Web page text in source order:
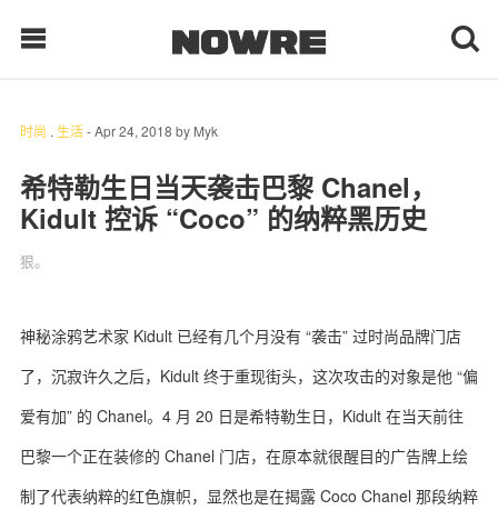
每日鲜榨
现客视点
时 尚
球 鞋
生 活
时尚 . 生活-Apr 24, 2018 by Myk
希特勒生日当天袭击巴黎 Chanel，
Kidult 控诉 “Coco” 的纳粹黑历史
狠。
神秘涂鸦艺术家 Kidult 已经有几个月没有 “袭击” 过时尚品牌门店
了，沉寂许久之后，Kidult 终于重现街头，这次攻击的对象是他 “偏
爱有加” 的 Chanel。4 月 20 日是希特勒生日，Kidult 在当天前往
巴黎一个正在装修的 Chanel 门店，在原本就很醒目的广告牌上绘
制了代表纳粹的红色旗帜，显然也是在揭露 Coco Chanel 那段纳粹